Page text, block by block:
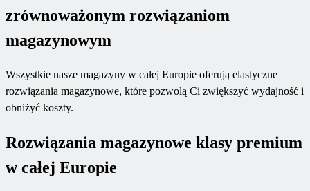
zrównoważonym rozwiązaniom
magazynowym
Wszystkie nasze magazyny w całej Europie oferują elastyczne
rozwiązania magazynowe, które pozwolą Ci zwiększyć wydajność i
obniżyć koszty.
Rozwiązania magazynowe klasy premium
w całej Europie